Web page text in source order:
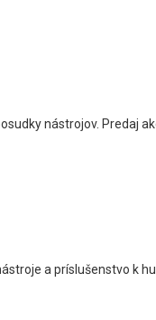
nástrojov. Predaj
a príslušenstvo k